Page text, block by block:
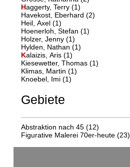
Haggerty, Terry (1)
Havekost, Eberhard (2)
Heil, Axel (1)
Hoenerloh, Stefan (1)
Holzer, Jenny (1)
Hylden, Nathan (1)
Kalaizis, Aris (1)
Kiesewetter, Thomas (1)
Klimas, Martin (1)
Knoebel, Imi (1)
Gebiete
Abstraktion nach 45(12)
Figurative Malerei 70er-heute(23)